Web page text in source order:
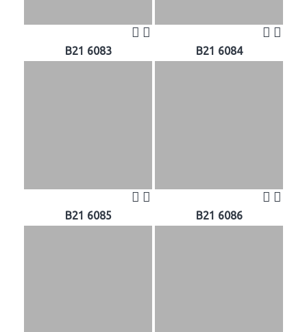
B21 6083 B21 6084
B21 6085 B21 6086